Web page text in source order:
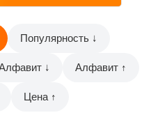
Популярность ↓
↓ Алфавит ↑
Цена ↑